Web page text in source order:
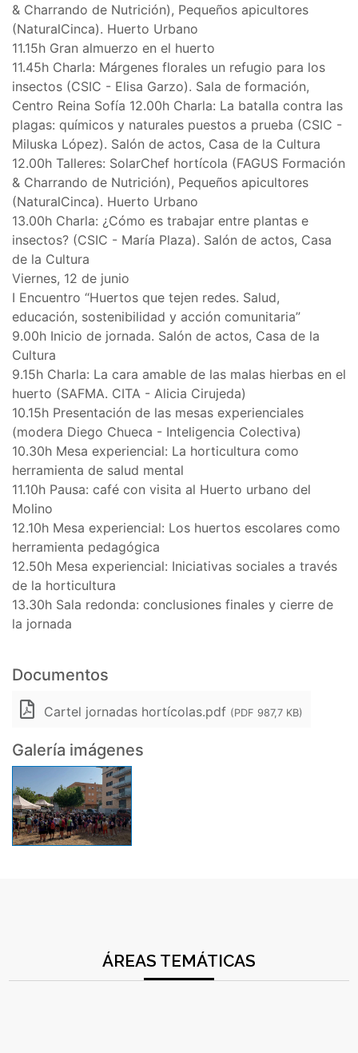
& Charrando de Nutrición), Pequeños apicultores
(NaturalCinca). Huerto Urbano
11.15h Gran almuerzo en el huerto
11.45h Charla: Márgenes florales un refugio para los
insectos (CSIC - Elisa Garzo). Sala de formación,
Centro Reina Sofía 12.00h Charla: La batalla contra las
plagas: químicos y naturales puestos a prueba (CSIC -
Miluska López). Salón de actos, Casa de la Cultura
12.00h Talleres: SolarChef hortícola (FAGUS Formación
& Charrando de Nutrición), Pequeños apicultores
(NaturalCinca). Huerto Urbano
13.00h Charla: ¿Cómo es trabajar entre plantas e
insectos? (CSIC - María Plaza). Salón de actos, Casa
de la Cultura
Viernes, 12 de junio
I Encuentro “Huertos que tejen redes. Salud,
educación, sostenibilidad y acción comunitaria”
9.00h Inicio de jornada. Salón de actos, Casa de la
Cultura
9.15h Charla: La cara amable de las malas hierbas en el
huerto (SAFMA. CITA - Alicia Cirujeda)
10.15h Presentación de las mesas experienciales
(modera Diego Chueca - Inteligencia Colectiva)
10.30h Mesa experiencial: La horticultura como
herramienta de salud mental
11.10h Pausa: café con visita al Huerto urbano del
Molino
12.10h Mesa experiencial: Los huertos escolares como
herramienta pedagógica
12.50h Mesa experiencial: Iniciativas sociales a través
de la horticultura
13.30h Sala redonda: conclusiones finales y cierre de
la jornada
Documentos
Cartel jornadas hortícolas.pdf (PDF 987,7 KB)
Galería imágenes
ÁREAS TEMÁTICAS